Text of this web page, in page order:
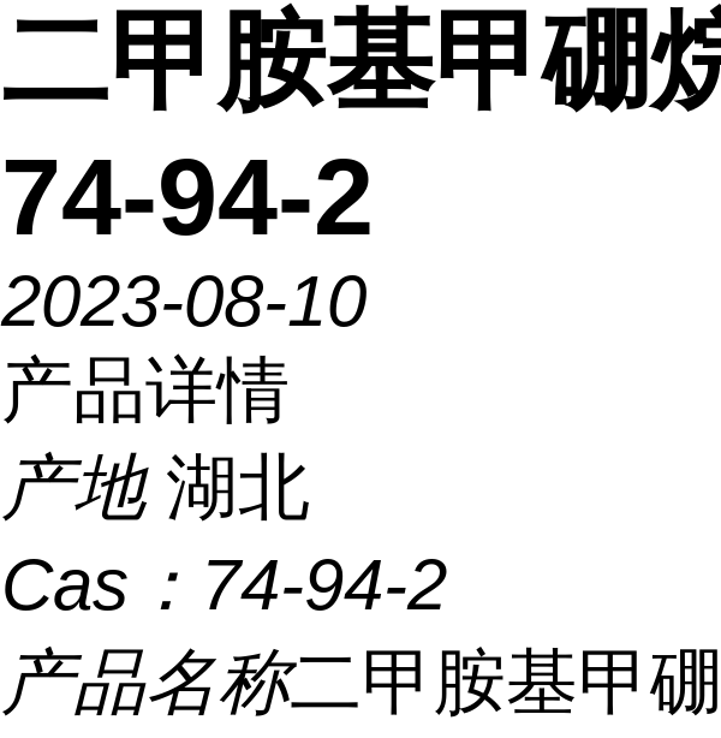
二甲胺基甲硼
74-94-2
2023-08-10
产品详情
产地 湖北
Cas： 74-94-2
产品名称二甲胺基甲